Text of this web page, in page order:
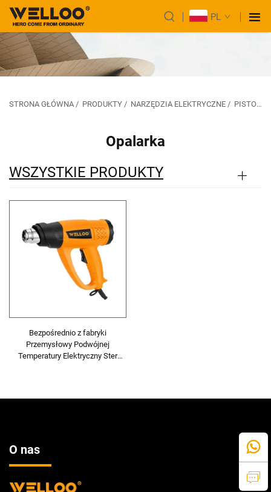
PL
STRONA GŁÓWNA / PRODUKTY / NARZĘDZIA ELEKTRYCZNE / PISTOLET TERMICZNY
Opalarka
WSZYSTKIE PRODUKTY
Bezpośrednio z fabryki
Przemysłowy Podwójnej
Temperatury Elektryczny Ster
O nas